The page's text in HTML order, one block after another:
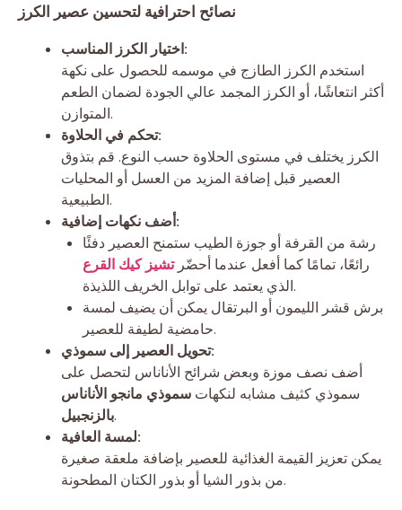
نصائح احترافية لتحسين عصير الكرز
اختيار الكرز المناسب:
استخدم الكرز الطازج في موسمه للحصول على نكهة
أكثر انتعاشًا، أو الكرز المجمد عالي الجودة لضمان الطعم
المتوازن.
تحكم في الحلاوة:
الكرز يختلف في مستوى الحلاوة حسب النوع. قم بتذوق
العصير قبل إضافة المزيد من العسل أو المحليات
الطبيعية.
أضف نكهات إضافية:
رشة من القرفة أو جوزة الطيب ستمنح العصير دفئًا
رائعًا، تمامًا كما أفعل عندما أحضّرتشيز كيك القرع
الذي يعتمد على توابل الخريف اللذيذة.
برش قشر الليمون أو البرتقال يمكن أن يضيف لمسة
حامضية لطيفة للعصير.
تحويل العصير إلى سموذي:
أضف نصف موزة وبعض شرائح الأناناس لتحصل على
سموذي كثيف مشابه لنكهات سموذي مانجو الأناناس
بالزنجبيل.
لمسة العافية:
يمكن تعزيز القيمة الغذائية للعصير بإضافة ملعقة صغيرة
من بذور الشيا أو بذور الكتان المطحونة.